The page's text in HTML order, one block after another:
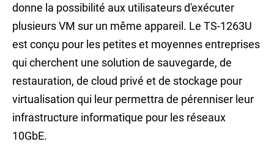
donne la possibilité aux utilisateurs d'exécuter
plusieurs VM sur un même appareil. Le TS-1263U
est conçu pour les petites et moyennes entreprises
qui cherchent une solution de sauvegarde, de
restauration, de cloud privé et de stockage pour
virtualisation qui leur permettra de pérenniser leur
infrastructure informatique pour les réseaux
10GbE.